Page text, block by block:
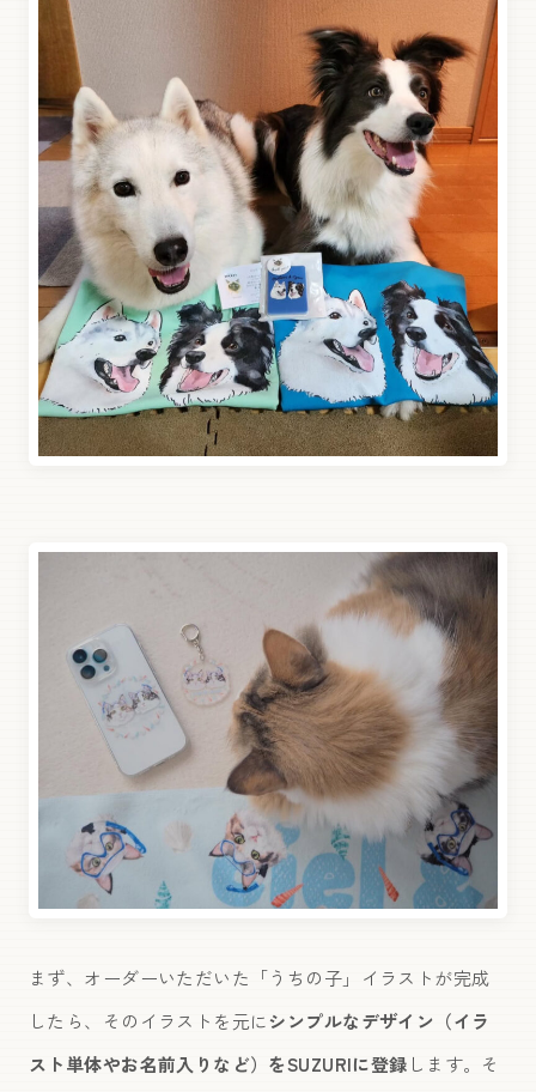
まず、オーダーいただいた「うちの子」イラストが完成
したら、そのイラストを元にシンプルなデザイン（イラ
スト単体やお名前入りなど）をSUZURIに登録 します。そ